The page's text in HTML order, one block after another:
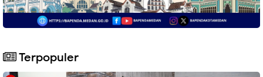
Terpopuler